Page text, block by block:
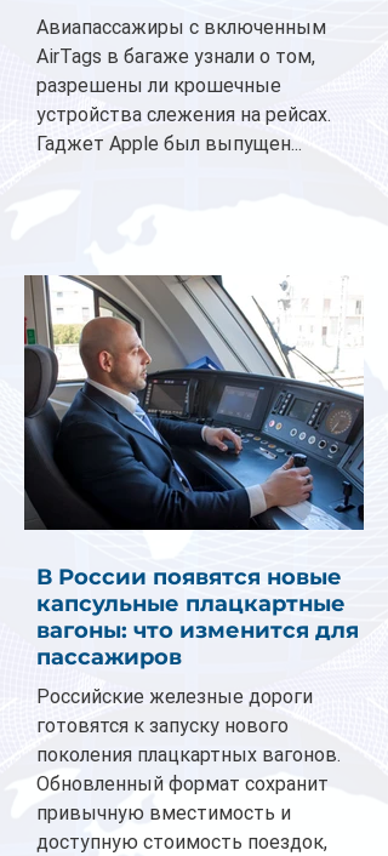
Авиапассажиры с включенным
AirTags в багаже узнали о том,
разрешены ли крошечные
устройства слежения на рейсах.
Гаджет Apple был выпущен...
В России появятся новые
капсульные плацкартные
вагоны: что изменится для
пассажиров
Российские железные дороги
готовятся к запуску нового
поколения плацкартных вагонов.
Обновленный формат сохранит
привычную вместимость и
доступную стоимость поездок,